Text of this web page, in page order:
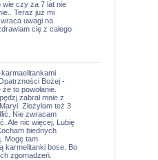
wie czy za 7 lat nie
Teraz już mi
uwagi na
cię z całego
Bożej -
to powołanie.
zabrał mnie z
Złożyłam też 3
Nie zwracam
Ale nic więcej. Lubię
biednych
Mogę tam
karmelitanki bose. Bo
zgomadzeń.